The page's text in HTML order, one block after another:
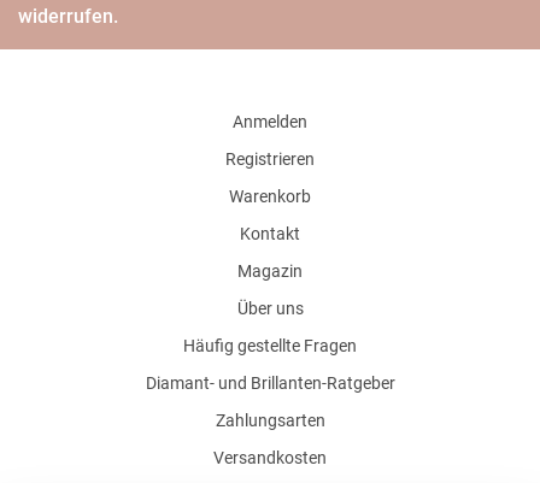
widerrufen.
Anmelden
Registrieren
Warenkorb
Kontakt
Magazin
Über uns
Häufig gestellte Fragen
Diamant- und Brillanten-Ratgeber
Zahlungsarten
Versandkosten